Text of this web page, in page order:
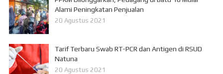
Alami Peningkatan Penjualan
20 Agustus 2021
Tarif Terbaru Swab RT-PCR dan Antigen di RSUD
Natuna
20 Agustus 2021